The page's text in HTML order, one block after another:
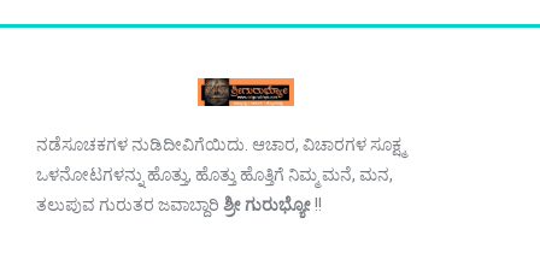
ನಡೆಸೂಚಕಗಳ ನುಡಿದೀವಿಗೆಯಿದು. ಆಚಾರ, ವಿಚಾರಗಳ ಸೂಕ್ಷ್ಮ
ಒಳನೋಟಗಳನ್ನು ಹೊತ್ತು, ಹೊತ್ತು ಹೊತ್ತಿಗೆ ನಿಮ್ಮ ಮನೆ, ಮನ,
ತಲುಪುವ ಗುರುತರ ಜವಾಬ್ದಾರಿ ಶ್ರೀ ಗುರುಭ್ಯೋ!!